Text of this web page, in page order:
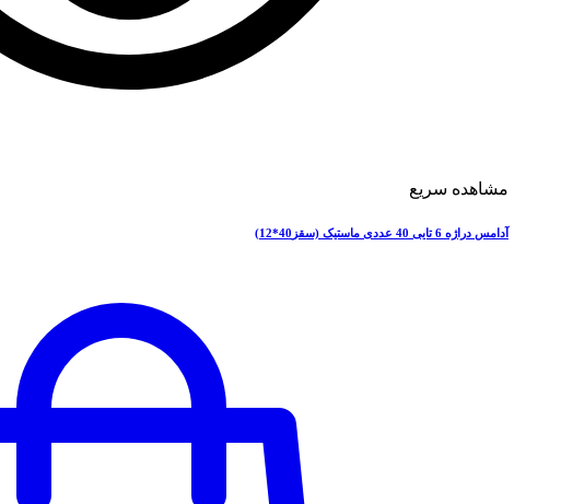
مشاهده سریع
آدامس دراژه 6 تایی 40 عددی ماستیک (سقز40*12)